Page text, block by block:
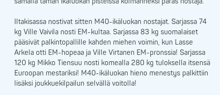
Iltakisassa nostivat sitten M40-ikäluokan nostajat. Sarjassa 74
kg Ville Vaivila nosti EM-kultaa. Sarjassa 83 kg suomalaiset
pääsivät palkintopallille kahden miehen voimin, kun Lasse
Arkela otti EM-hopeaa ja Ville Virtanen EM-pronssia! Sarjassa
120 kg Mikko Tiensuu nosti komealla 280 kg tuloksella itsensä
Euroopan mestariksi! M40-ikäluokan hieno menestys palkittiin
lisäksi joukkuekilpailun selvällä voitolla!